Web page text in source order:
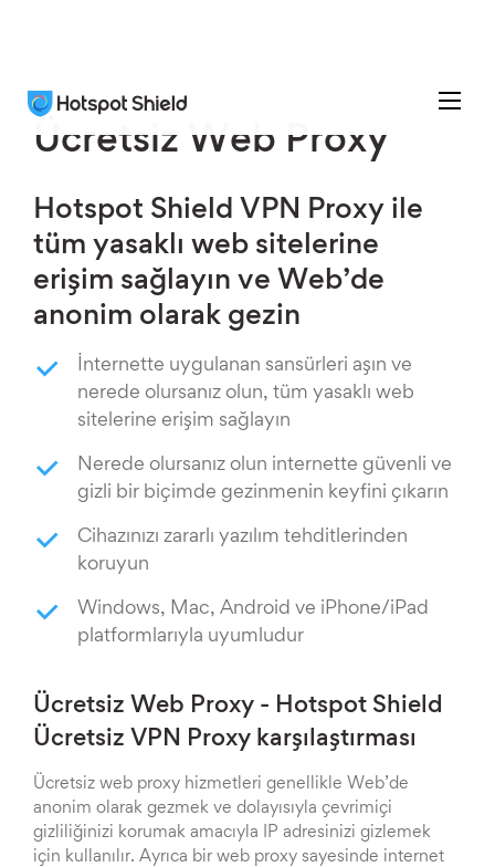
Ücretsiz Web Proxy
Hotspot Shield VPN Proxy ile
tüm yasaklı web sitelerine
erişim sağlayın ve Web’de
anonim olarak gezin
İnternette uygulanan sansürleri aşın ve
nerede olursanız olun, tüm yasaklı web
sitelerine erişim sağlayın
Nerede olursanız olun internette güvenli ve
gizli bir biçimde gezinmenin keyfini çıkarın
Cihazınızı zararlı yazılım tehditlerinden
koruyun
Windows, Mac, Android ve iPhone/iPad
platformlarıyla uyumludur
Ücretsiz Web Proxy - Hotspot Shield
Ücretsiz VPN Proxy karşılaştırması
Ücretsiz web proxy hizmetleri genellikle Web’de
anonim olarak gezmek ve dolayısıyla çevrimiçi
gizliliğinizi korumak amacıyla IP adresinizi gizlemek
için kullanılır. Ayrıca bir web proxy sayesinde internet